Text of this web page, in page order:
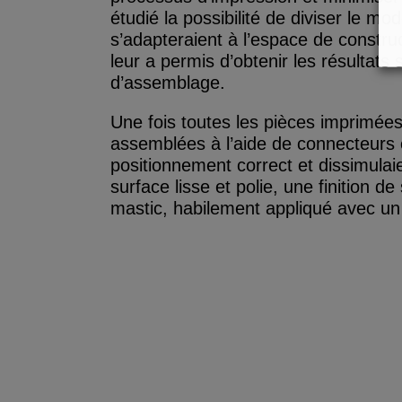
étudié la possibilité de diviser le
s’adapteraient à l’espace de
leur a permis d’obtenir les
d’assemblage.
Une fois toutes les pièces
assemblées à l’aide de
positionnement correct et
surface lisse et polie, une finition de
mastic, habilement appliqué avec